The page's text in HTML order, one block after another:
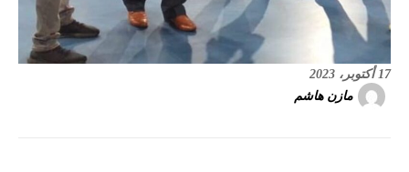
17 أكتوبر، 2023
مازن هاشم